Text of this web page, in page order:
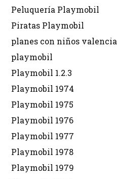
Peluquería Playmobil
Piratas Playmobil
planes con niños valencia
playmobil
Playmobil 1.2.3
Playmobil 1974
Playmobil 1975
Playmobil 1976
Playmobil 1977
Playmobil 1978
Playmobil 1979